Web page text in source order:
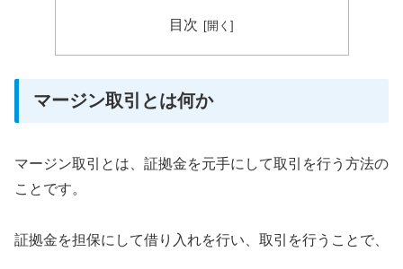
目次
マージン取引とは何か
マージン取引とは、証拠金を元手にして取引を行う方法の
ことです。
証拠金を担保にして借り入れを行い、取引を行うことで、